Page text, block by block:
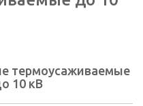
термоусаживаемые
10 кВ